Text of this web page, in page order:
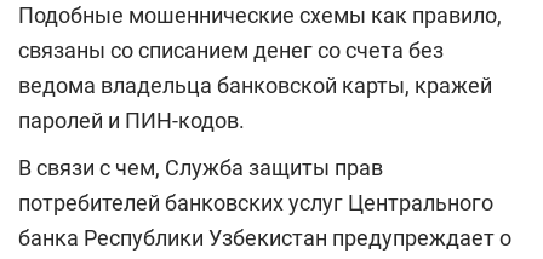
Подобные мошеннические схемы как правило,
связаны со списанием денег со счета без
ведома владельца банковской карты, кражей
паролей и ПИН-кодов.
В связи с чем, Служба защиты прав
потребителей банковских услуг Центрального
банка Республики Узбекистан предупреждает о